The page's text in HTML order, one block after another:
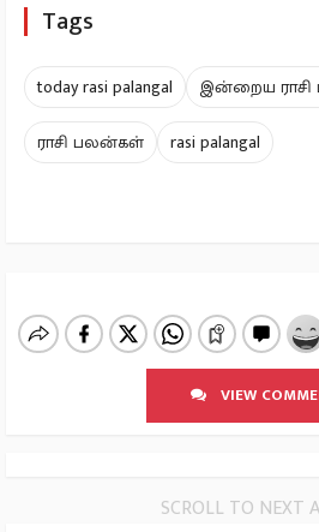
Tags
today rasi palangal
இன்றைய
ராசி பலன்கள்
rasi palangal
VIEW
SCROLL TO NEXT